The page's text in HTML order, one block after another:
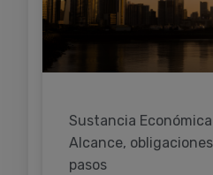
Sustancia
Alcance,
pasos